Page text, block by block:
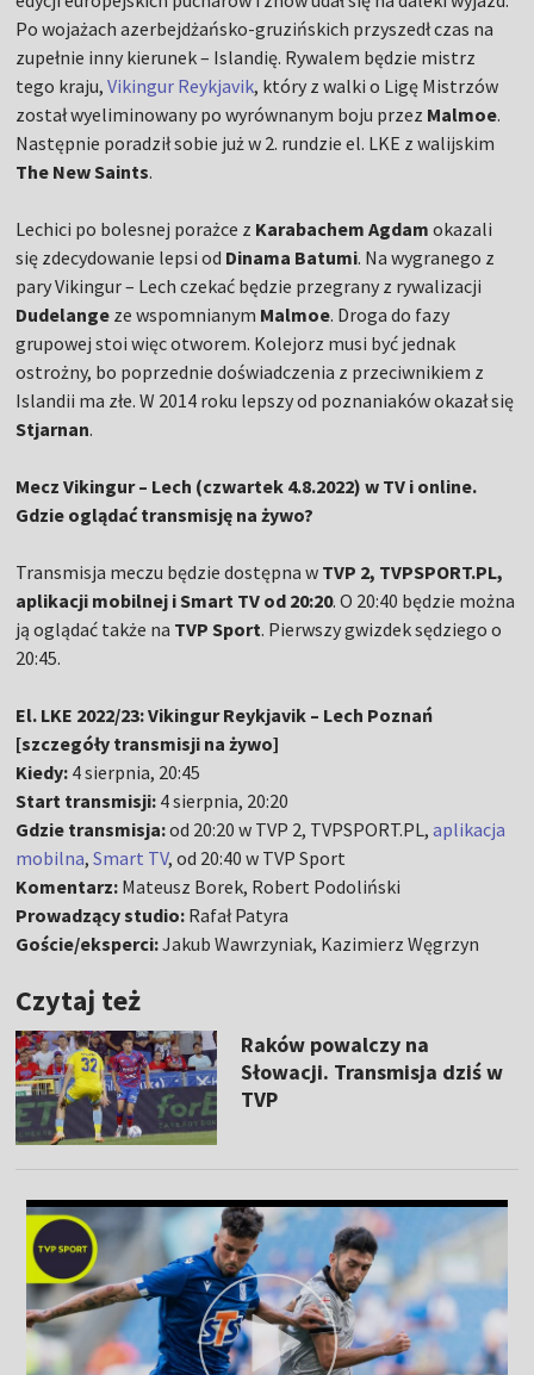
Po wojażach azerbejdżańsko-gruzińskich przyszedł czas na
zupełnie inny kierunek – Islandię. Rywalem będzie mistrz
tego kraju,Vikingur Reykjavik, który z walki o Ligę Mistrzów
został wyeliminowany po wyrównanym boju przez Malmoe.
Następnie poradził sobie już w 2. rundzie el. LKE z walijskim
The New Saints.
Lechici po bolesnej porażce z Karabachem Agdam okazali
się zdecydowanie lepsi od Dinama Batumi. Na wygranego z
pary Vikingur – Lech czekać będzie przegrany z rywalizacji
Dudelange ze wspomnianym Malmoe. Droga do fazy
grupowej stoi więc otworem. Kolejorz musi być jednak
ostrożny, bo poprzednie doświadczenia z przeciwnikiem z
Islandii ma złe. W 2014 roku lepszy od poznaniaków okazał się
Stjarnan.
Mecz Vikingur – Lech (czwartek 4.8.2022) w TV i online.
Gdzie oglądać transmisję na żywo?
Transmisja meczu będzie dostępna w TVP 2, TVPSPORT.PL,
aplikacji mobilnej i Smart TV od 20:20. O 20:40 będzie można
ją oglądać także na TVP Sport. Pierwszy gwizdek sędziego o
20:45.
El. LKE 2022/23: Vikingur Reykjavik – Lech Poznań
[szczegóły transmisji na żywo]
Kiedy: 4 sierpnia, 20:45
Start transmisji: 4 sierpnia, 20:20
Gdzie transmisja:od 20:20 w TVP 2, TVPSPORT.PL,aplikacja
mobilna,Smart TV, od 20:40 w TVP Sport
Komentarz: Mateusz Borek, Robert Podoliński
Prowadzący studio: Rafał Patyra
Goście/eksperci:Jakub Wawrzyniak, Kazimierz Węgrzyn
Czytaj też
Raków powalczy na
Słowacji. Transmisja dziś w
TVP